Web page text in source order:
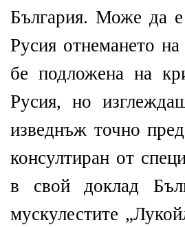
България. Може да
Русия отнемането
бе подложена на
Русия, но
изведнъж точно
консултиран от
в свой доклад
мускулестите